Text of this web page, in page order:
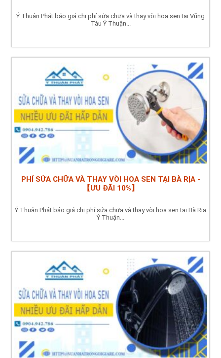
Ý Thuận Phát báo giá chi phí sửa chữa và thay vòi hoa sen tại Vũng
Tàu Ý Thuận...
PHÍ SỬA CHỮA VÀ THAY VÒI HOA SEN TẠI BÀ RỊA -
【ƯU ĐÃI 10%】
Ý Thuận Phát báo giá chi phí sửa chữa và thay vòi hoa sen tại Bà Rịa
Ý Thuận...